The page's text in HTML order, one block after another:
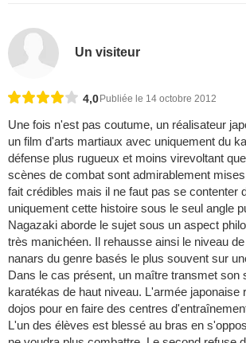
Un visiteur
4,0 Publiée le 14 octobre 2012
Une fois n'est pas coutume, un réalisateur
un film d'arts martiaux avec uniquement du
défense plus rugueux et moins virevoltant
scènes de combat sont admirablement
fait crédibles mais il ne faut pas se contenter
uniquement cette histoire sous le seul angle
Nagazaki aborde le sujet sous un aspect
très manichéen. Il rehausse ainsi le niveau
nanars du genre basés le plus souvent sur
Dans le cas présent, un maître transmet son
karatékas de haut niveau. L'armée japonaise
dojos pour en faire des centres
L'un des élèves est blessé au bras en